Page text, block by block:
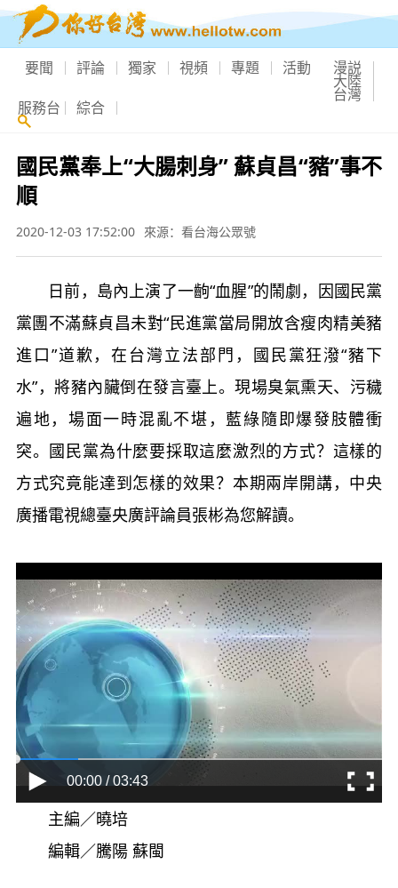
要聞 評論 獨家 視頻 專題 活動 漫説
大陸
台灣
服務台 綜合
國民黨奉上“大腸刺身” 蘇貞昌“豬”事不
順
2020-12-03 17:52:00 來源：看台海公眾號
日前，島內上演了一齣“血腥”的鬧劇，因國民黨
黨團不滿蘇貞昌未對“民進黨當局開放含瘦肉精美豬
進口”道歉，在台灣立法部門，國民黨狂潑“豬下
水”，將豬內臟倒在發言臺上。現場臭氣熏天、污穢
遍地，場面一時混亂不堪，藍綠隨即爆發肢體衝
突。國民黨為什麼要採取這麼激烈的方式？這樣的
方式究竟能達到怎樣的效果？本期兩岸開講，中央
廣播電視總臺央廣評論員張彬為您解讀。
00:00 / 03:43
主編／曉培
編輯／騰陽 蘇閩